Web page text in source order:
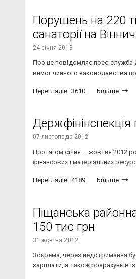
Порушень на 220
санаторії на
24 січня 2013
Про це повідомляє прес-служба
вимог чинного законодавства
Переглядів: 3610 Більше
07 листопада 2012
Протягом січня – жовтня 2012
фінансових і матеріальних
Переглядів: 4189 Більше
Піщанська
150 тис грн
31 жовтня 2012
Зокрема, через недотримання
зарплати, а також розрахунків